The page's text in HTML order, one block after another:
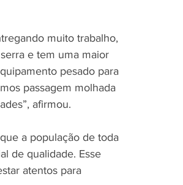
muito trabalho,
e tem uma maior
pesado para
passagem molhada
afirmou.
a população de toda
de qualidade. Esse
atentos para